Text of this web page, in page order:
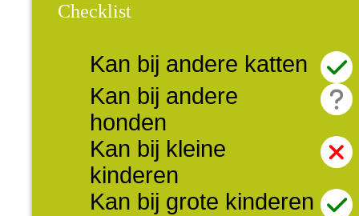
Checklist
Kan bij andere katten
Kan bij andere
honden
Kan bij kleine
kinderen
Kan bij grote kinderen